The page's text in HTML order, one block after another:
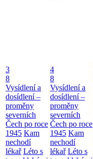
3
8
Vysídlení a
dosídlení –
proměny
severních
Čech po roce
1945 Kam
nechodí
lékař Léto s
4
8
Vysídlení a
dosídlení –
proměny
severních
Čech po roce
1945 Kam
nechodí
lékař Léto s